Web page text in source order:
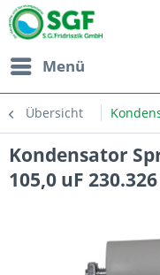
Menü
Übersicht
Kondensator
105,0 uF 230.326